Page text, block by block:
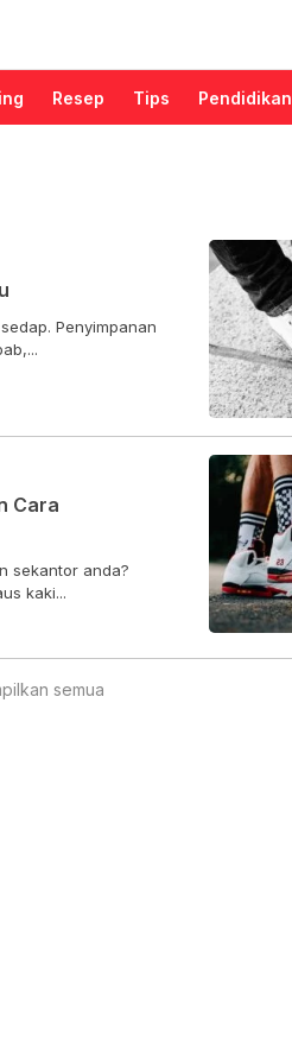
Resep Tips Pendidikan
Penyimpanan
Cara
sekantor anda?
kaki...
semua